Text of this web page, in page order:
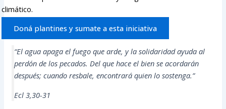
climático.
Doná plantines y sumate a esta iniciativa
“El agua apaga el fuego que arde, y la solidaridad ayuda al
perdón de los pecados. Del que hace el bien se acordarán
después; cuando resbale, encontrará quien lo sostenga.”
Ecl 3,30-31